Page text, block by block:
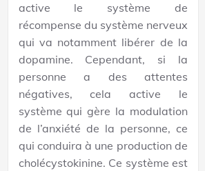
active le système de
récompense du système nerveux
qui va notamment libérer de la
dopamine. Cependant, si la
personne a des attentes
négatives, cela active le
système qui gère la modulation
de l’anxiété de la personne, ce
qui conduira à une production de
cholécystokinine. Ce système est